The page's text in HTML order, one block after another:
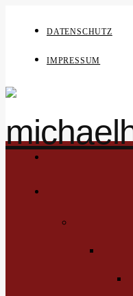
DATENSCHUTZ
IMPRESSUM